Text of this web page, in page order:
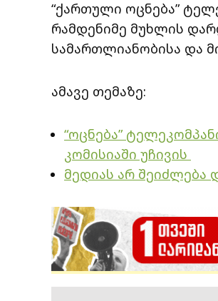
“ქართული ოცნება”
რამდენიმე მუხლის
სამართლიანობისა და
ამავე თემაზე:
“ოცნება”
კომისიაში უჩივის
მედიას არ შეიძლება